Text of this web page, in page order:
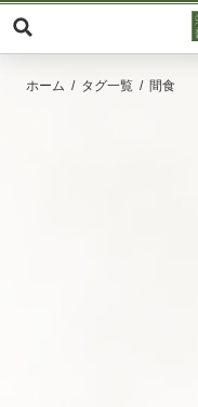
ホーム タグ一覧 間食